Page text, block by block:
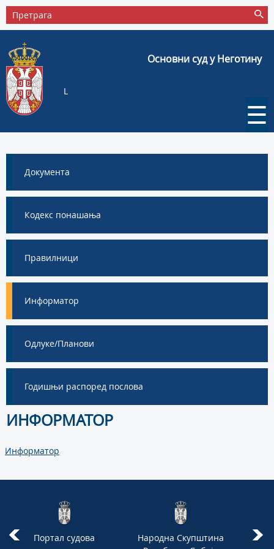
Основни суд у Неготину
L
☰
Документа
Кодекс понашања
Правилници
Информатор
Одлуке/Планови
Годишњи распоред послова
ИНФОРМАТОР
Информатор
Портал судова
Народна Скупштина